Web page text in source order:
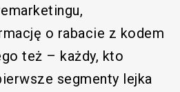
o rabacie z kodem
też – każdy, kto
segmenty lejka